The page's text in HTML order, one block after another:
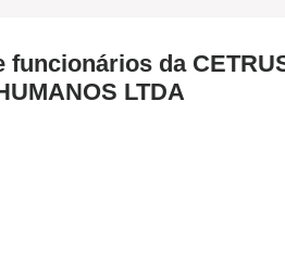
funcionários da
LTDA